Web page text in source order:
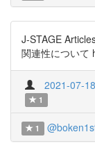
J-STAGE
関連性について
2021-07-
1
1